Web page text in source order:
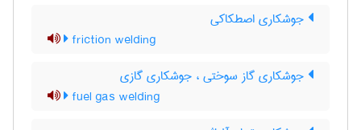
جوشکاری اصطکاکی
friction welding
جوشکاری گاز سوختی ، جوشکاری گازی
fuel gas welding